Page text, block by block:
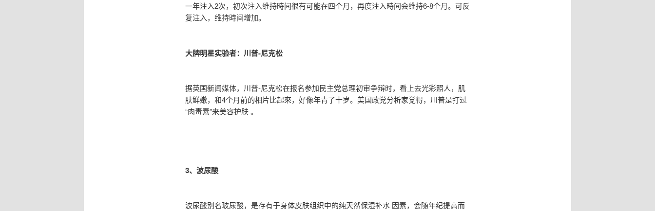
一年注入2次，初次注入维持時间很有可能在四个月，再度注入時间会维持6-8个月。可反
复注入，维持時间增加。
大牌明星实验者：川普-尼克松
据英国新闻媒体，川普-尼克松在报名参加民主党总理初审争辩时，看上去光彩照人，肌
肤鲜嫩，和4个月前的相片比起來，好像年青了十岁。美国政党分析家觉得，川普是打过
“肉毒素”来美容护肤 。
3、波尿酸
波尿酸别名玻尿酸，是存有于身体皮肤组织中的纯天然保湿补水 因素，会随年纪提高而